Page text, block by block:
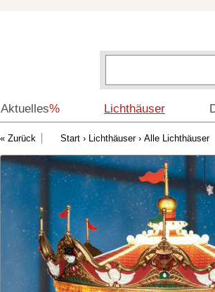
Aktuelles% Lichthäuser
Start › Lichthäuser› Alle Lichthäuser